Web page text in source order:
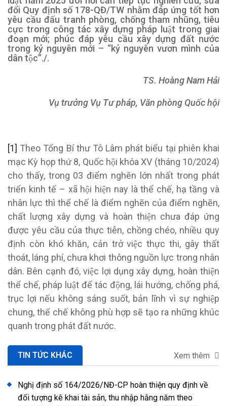
đổi Quy định số 178-QĐ/TW nhằm đáp ứng tốt hơn
yêu cầu đấu tranh phòng, chống tham nhũng, tiêu
cực trong công tác xây dựng pháp luật trong giai
đoạn mới; phúc đáp yêu cầu xây dựng đất nước
trong kỷ nguyên mới – “kỷ nguyên vươn mình của
dân tộc”./.
TS. Hoàng Nam Hải
Vụ trưởng Vụ Tư pháp, Văn phòng Quốc hội
[1] Theo Tổng Bí thư Tô Lâm phát biểu tại phiên khai
mạc Kỳ họp thứ 8, Quốc hội khóa XV (tháng 10/2024)
cho thấy, trong 03 điểm nghẽn lớn nhất trong phát
triển kinh tế – xã hội hiện nay là thể chế, hạ tầng và
nhân lực thì thể chế là điểm nghẽn của điểm nghẽn,
chất lượng xây dựng và hoàn thiện chưa đáp ứng
được yêu cầu của thực tiễn, chồng chéo, nhiều quy
định còn khó khăn, cản trở việc thực thi, gây thất
thoát, láng phí, chưa khơi thông nguồn lực trong nhân
dân. Bên cạnh đó, việc lợi dụng xây dựng, hoàn thiện
thể chế, pháp luật để tác động, lái hướng, chống phá,
trục lợi nếu không sáng suốt, bản lĩnh vì sự nghiệp
chung, thể chế không phù hợp sẽ tạo ra những khúc
quanh trong phát đất nước.
TIN TỨC KHÁC Xem thêm
Nghị định số 164/2026/NĐ-CP hoàn thiện quy định về
đối tượng kê khai tài sản, thu nhập hằng năm theo